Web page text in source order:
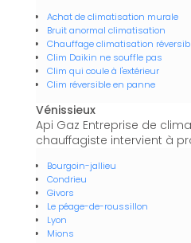
Achat de climatisation murale
Bruit anormal climatisation
Chauffage climatisation
Clim Daikin ne souffle pas
Clim qui coule à l'extérieur
Clim réversible en panne
Vénissieux
Api Gaz Entreprise de
chauffagiste intervient à
Bourgoin-jallieu
Condrieu
Givors
Le péage-de-roussillon
Lyon
Mions